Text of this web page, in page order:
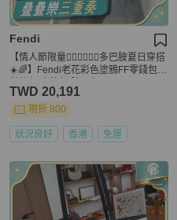
Fendi
【情人節限量👩🏻‍❤️‍💋‍👨🏻多巴胺夏日穿搭
☀️🌈】Fendi老花彩色塗鴉FF零錢包
TWD 20,191
現折 800
狀況良好 香港 免運